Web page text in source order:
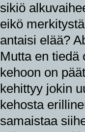
sikiö
eikö
antaisi elää?
Mutta en tiedä
kehoon on
kehittyy jokin
kehosta
samaistaa